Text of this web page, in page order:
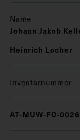
Name
Johann Jakob
Heinrich Locher
Inventarnummer
AT-MUW-FO-